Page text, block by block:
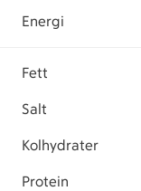
Energi
Fett
Salt
Kolhydrater
Protein